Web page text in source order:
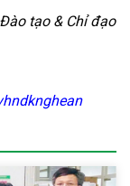
tạo & Chỉ đạo